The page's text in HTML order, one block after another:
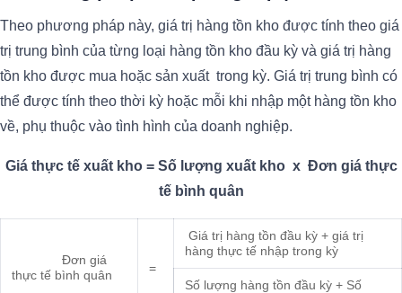
Theo phương pháp này, giá trị hàng tồn kho được tính theo giá
trị trung bình của từng loại hàng tồn kho đầu kỳ và giá trị hàng
tồn kho được mua hoặc sản xuất trong kỳ. Giá trị trung bình có
thể được tính theo thời kỳ hoặc mỗi khi nhập một hàng tồn kho
về, phụ thuộc vào tình hình của doanh nghiệp.
Giá thực tế xuất kho = Số lượng xuất kho x Đơn giá thực
tế bình quân
Đơn giá
thực tế bình quân
=
Giá trị hàng tồn đầu kỳ + giá trị
hàng thực tế nhập trong kỳ
Số lượng hàng tồn đầu kỳ + Số